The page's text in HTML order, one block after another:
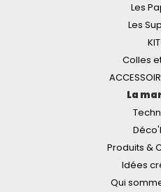
Les
Les
Colles
La
Produits &
Idées
Qui